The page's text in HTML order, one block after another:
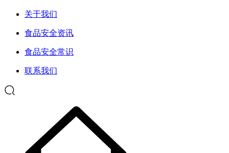
关于我们
食品安全资讯
食品安全常识
联系我们